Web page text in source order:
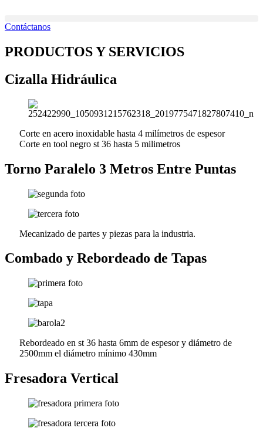
contenido
Contáctanos
PRODUCTOS Y SERVICIOS
Cizalla Hidráulica
Corte en acero inoxidable hasta 4 milímetros de espesor
Corte en tool negro st 36 hasta 5 milimetros
Torno Paralelo 3 Metros Entre Puntas
Mecanizado de partes y piezas para la industria.
Combado y Rebordeado de Tapas
Rebordeado en st 36 hasta 6mm de espesor y diámetro de
2500mm el diámetro mínimo 430mm
Fresadora Vertical